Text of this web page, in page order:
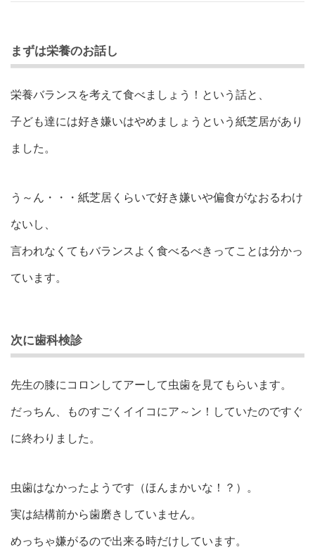
まずは栄養のお話し
栄養バランスを考えて食べましょう！という話と、
子ども達には好き嫌いはやめましょうという紙芝居があり
ました。
う～ん・・・紙芝居くらいで好き嫌いや偏食がなおるわけ
ないし、
言われなくてもバランスよく食べるべきってことは分かっ
ています。
次に歯科検診
先生の膝にコロンしてアーして虫歯を見てもらいます。
だっちん、ものすごくイイコにア～ン！していたのですぐ
に終わりました。
虫歯はなかったようです（ほんまかいな！？）。
実は結構前から歯磨きしていません。
めっちゃ嫌がるので出来る時だけしています。